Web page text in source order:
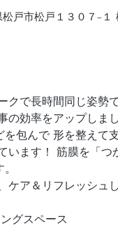
戸市松戸１３０７−１
で長時間同じ姿勢
の効率をアップしま
包んで 形を整えて
ます！ 筋膜を「
ア＆リフレッシュ
グスペース